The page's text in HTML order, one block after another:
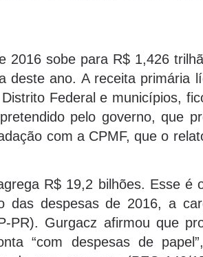
2016 sobe para R$ 1,426
deste ano. A receita primária
Federal e municípios,
pelo governo, que
com a CPMF, que o
R$ 19,2 bilhões. Esse é
das despesas de 2016, a
PR). Gurgacz afirmou que
“com despesas de